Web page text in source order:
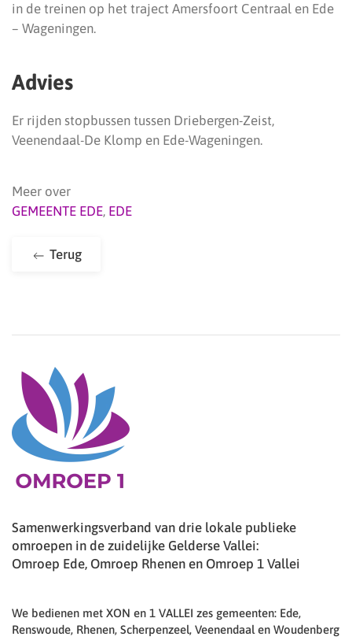
in de treinen op het traject Amersfoort Centraal en Ede
– Wageningen.
Advies
Er rijden stopbussen tussen Driebergen-Zeist,
Veenendaal-De Klomp en Ede-Wageningen.
Meer over
GEMEENTE EDE, EDE
Terug
Samenwerkingsverband van drie lokale publieke
omroepen in de zuidelijke Gelderse Vallei:
Omroep Ede, Omroep Rhenen en Omroep 1 Vallei
We bedienen met XON en 1 VALLEI zes gemeenten: Ede,
Renswoude, Rhenen, Scherpenzeel, Veenendaal en Woudenberg